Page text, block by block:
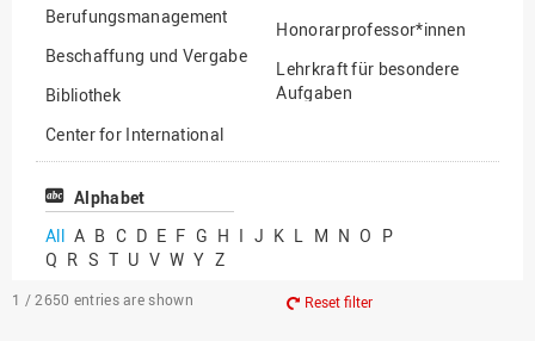
Berufungsmanagement
Beschaffung und Vergabe
Bibliothek
Center for International
Mobility
Center for International
Chancengerechtigkeit
eLearning Competence
Honorarprofessor*innen
Lehrkraft für besondere
Aufgaben
Professor*innen im
Alphabet
All A B C D E F G H I J K L M N O P
Q R S T U V W Y Z
1 / 2650 entries are shown Reset filter